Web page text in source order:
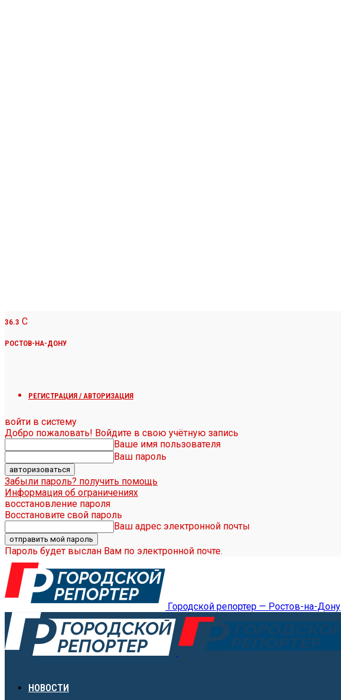
36.3 C
РОСТОВ-НА-ДОНУ
РЕГИСТРАЦИЯ / АВТОРИЗАЦИЯ
войти в систему
Добро пожаловать! Войдите в свою учётную запись
Ваше имя пользователя
Ваш пароль
Забыли пароль? получить помощь
Информация об ограничениях
восстановление пароля
Восстановите свой пароль
Ваш адрес электронной почты
Пароль будет выслан Вам по электронной почте.
Городской репортер — Ростов-на-Дону
НОВОСТИ